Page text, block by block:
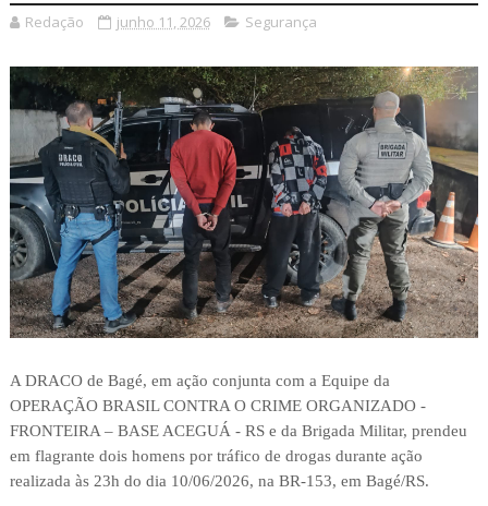
Redação junho 11, 2026 Segurança
A DRACO de Bagé, em ação conjunta com a Equipe da
OPERAÇÃO BRASIL CONTRA O CRIME ORGANIZADO -
FRONTEIRA – BASE ACEGUÁ - RS e da Brigada Militar, prendeu
em flagrante dois homens por tráfico de drogas durante ação
realizada às 23h do dia 10/06/2026, na BR-153, em Bagé/RS.